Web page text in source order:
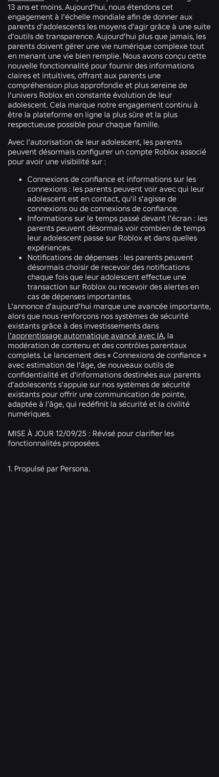
13 ans et moins. Aujourd'hui, nous étendons cet
engagement à l'échelle mondiale afin de donner aux
parents d'adolescents les moyens d'agir grâce à une suite
d'outils de transparence. Aujourd'hui plus que jamais, les
parents doivent gérer une vie numérique complexe tout
en menant une vie bien remplie. Nous avons conçu cette
nouvelle fonctionnalité pour fournir des informations
claires et intuitives, offrant aux parents une
compréhension plus approfondie et plus sereine de
l'univers Roblox en constante évolution de leur
adolescent. Cela marque notre engagement continu à
être la plateforme en ligne la plus sûre et la plus
respectueuse possible pour chaque famille.
Avec l'autorisation de leur adolescent, les parents
peuvent désormais configurer un compte Roblox associé
pour avoir une visibilité sur :
Connexions de confiance et informations sur les
connexions : les parents peuvent voir avec qui leur
adolescent est en contact, qu'il s'agisse de
connexions ou de connexions de confiance.
Informations sur le temps passé devant l'écran : les
parents peuvent désormais voir combien de temps
leur adolescent passe sur Roblox et dans quelles
expériences.
Notifications de dépenses : les parents peuvent
désormais choisir de recevoir des notifications
chaque fois que leur adolescent effectue une
transaction sur Roblox ou recevoir des alertes en
cas de dépenses importantes.
L'annonce d'aujourd'hui marque une avancée importante,
alors que nous renforçons nos systèmes de sécurité
existants grâce à des investissements dans
l'apprentissage automatique avancé avec IA, la
modération de contenu et des contrôles parentaux
complets. Le lancement des « Connexions de confiance »
avec estimation de l'âge, de nouveaux outils de
confidentialité et d'informations destinées aux parents
d'adolescents s'appuie sur nos systèmes de sécurité
existants pour offrir une communication de pointe,
adaptée à l'âge, qui redéfinit la sécurité et la civilité
numériques.
MISE À JOUR 12/09/25 : Révisé pour clarifier les
fonctionnalités proposées.
1. Propulsé par Persona.